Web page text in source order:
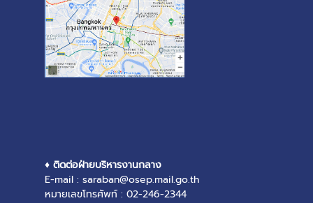
♦ ติดต่อฝ่ายบริหารงานกลาง
E-mail : saraban@osep.mail.go.th
หมายเลขโทรศัพท์ : 02-246-2344